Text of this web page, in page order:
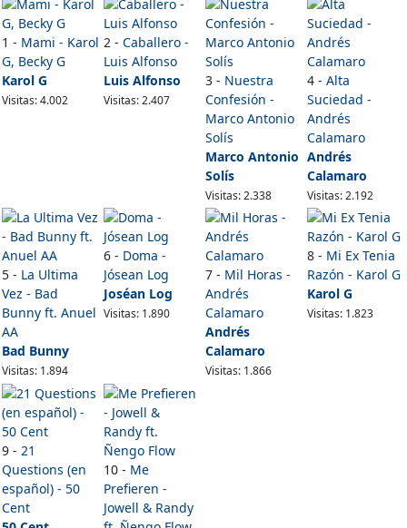
1 - Mami - Karol
G, Becky G
Karol G
Visitas: 4.002
2 -Caballero -
Luis Alfonso
Luis Alfonso
Visitas: 2.407
3 - Nuestra
Confesión -
Marco Antonio
Solís
Marco Antonio
Solís
Visitas: 2.338
4 -Alta
Suciedad -
Andrés
Calamaro
Andrés
Calamaro
Visitas: 2.192
5 - La Ultima
Vez - Bad
Bunny ft. Anuel
AA
Bad Bunny
Visitas: 1.894
6 - Doma -
Jósean Log
Joséan Log
Visitas: 1.890
7 - Mil Horas -
Andrés
Calamaro
Andrés
Calamaro
Visitas: 1.866
8 - Mi Ex Tenia
Razón - Karol G
Karol G
Visitas: 1.823
9 - 21
Questions (en
español) - 50
Cent
10 - Me
Prefieren -
Jowell & Randy